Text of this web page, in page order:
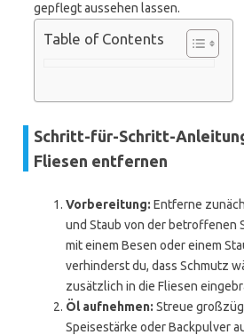
gepflegt aussehen lassen.
Table of Contents
Schritt-für-Schritt-
Fliesen entfernen
Vorbereitung: Entferne
und Staub von der betroffenen
mit einem Besen oder einem
verhinderst du, dass Schmutz
zusätzlich in die Fliesen
Öl aufnehmen: Streue
Speisestärke oder Backpulver